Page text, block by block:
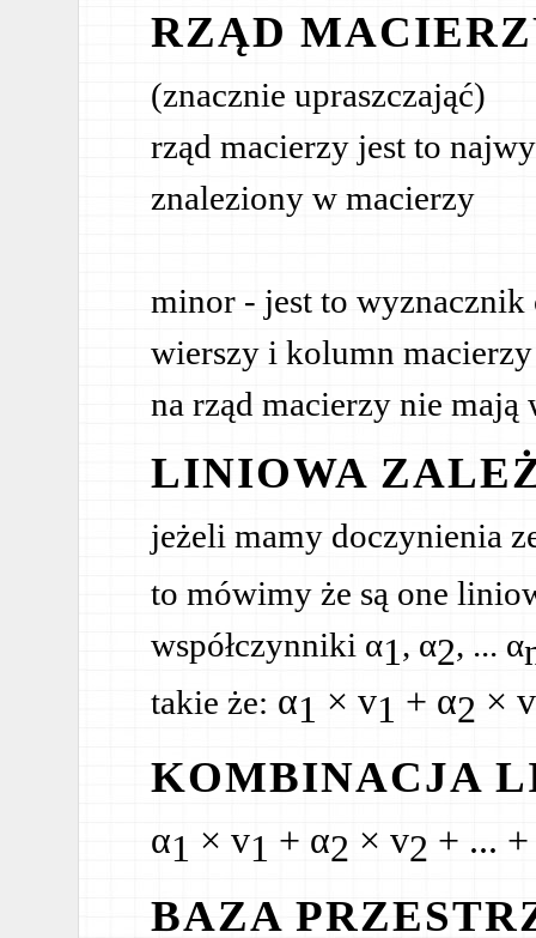
RZĄD
(znacznie upraszczająć)
rząd macierzy jest to
znaleziony w macierzy
minor - jest to wyznacznik
wierszy i kolumn
na rząd macierzy nie mają
LINIOWA
jeżeli mamy doczynienia
to mówimy że są one
współczynniki α1, α2, ... α
takie że: α1 × v1 + α2 × v
KOMBINACJA
α1 × v1 + α2 × v2 + ...
BAZA